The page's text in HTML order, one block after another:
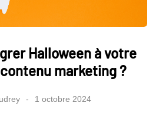
Halloween à votre
marketing ?
1 octobre 2024